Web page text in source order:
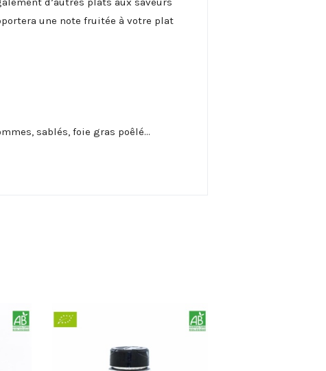
une note fruitée à votre plat
sablés, foie gras poêlé…